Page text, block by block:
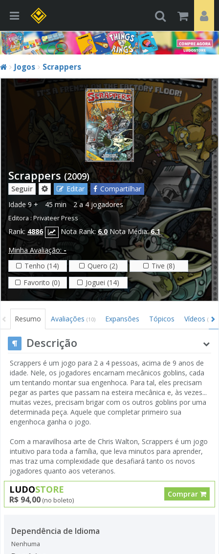
Jogos Scrappers
Scrappers (2009)
Seguir Editar
Compartilhar
Idade 9 + 45 min 2 a 4 jogadores
Editora : Privateer Press
Rank: 4886 Nota Rank: 6.0 Nota Média:6.1
Minha Avaliação: -
Tenho (14)
Quero (2)
Tive (8)
Favorito (0)
Joguei (14)
Resumo Avaliações (10) Expansões Tópicos Vídeos (2)
Descrição
Scrappers é um jogo para 2 a 4 pessoas, acima de 9 anos de
idade. Nele, os jogadores encarnam mecânicos goblins, cada
um tentando montar sua engenhoca. Para tal, eles precisam
pegar as partes que passam na esteira mecânica e, às vezes...
muitas vezes, precisam brigar com os outros goblins por uma
determinada peça. Aquele que completar primeiro sua
engenhoca ganha o jogo.
Com a maravilhosa arte de Chris Walton, Scrappers é um jogo
intuitivo para toda a família, que leva minutos para aprender,
mas traz uma complexidade que desafiará tanto os novos
jogadores quanto aos veteranos.
LUDOSTORE
R$ 94,00 (no boleto)
Comprar
Dependência de Idioma
Nenhuma